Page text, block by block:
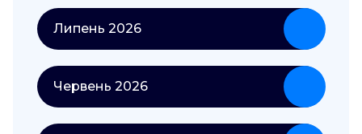
Липень 2026
Червень 2026